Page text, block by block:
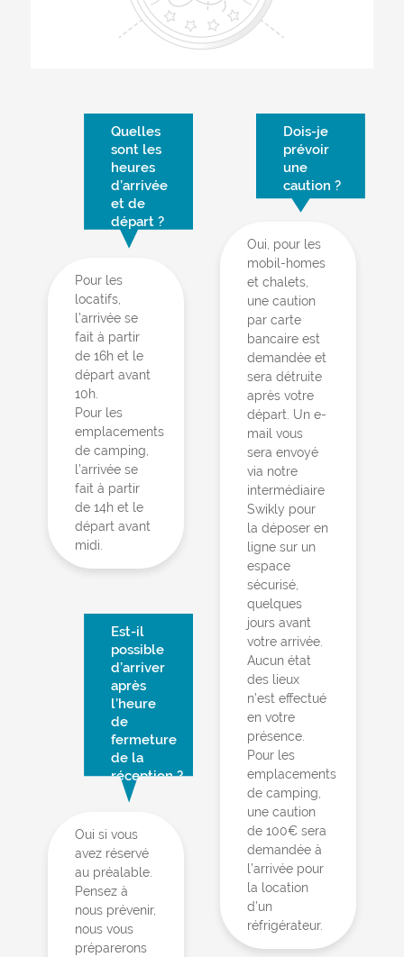
Quelles
sont les
heures
d’arrivée
et de
départ ?
Pour les
locatifs,
l’arrivée se
fait à partir
de 16h et le
départ avant
10h.
Pour les
emplacements
de camping,
l’arrivée se
fait à partir
de 14h et le
départ avant
midi.
Est-il
possible
d’arriver
après
l’heure
de
fermeture
de la
réception ?
Oui si vous
avez réservé
au préalable.
Pensez à
nous prévenir,
nous vous
préparerons
Dois-je
prévoir
une
caution ?
Oui, pour les
mobil-homes
et chalets,
une caution
par carte
bancaire est
demandée et
sera détruite
après votre
départ. Un e-
mail vous
sera envoyé
via notre
intermédiaire
Swikly pour
la déposer en
ligne sur un
espace
sécurisé,
quelques
jours avant
votre arrivée.
Aucun état
des lieux
n’est effectué
en votre
présence.
Pour les
emplacements
de camping,
une caution
de 100€ sera
demandée à
l’arrivée pour
la location
d’un
réfrigérateur.